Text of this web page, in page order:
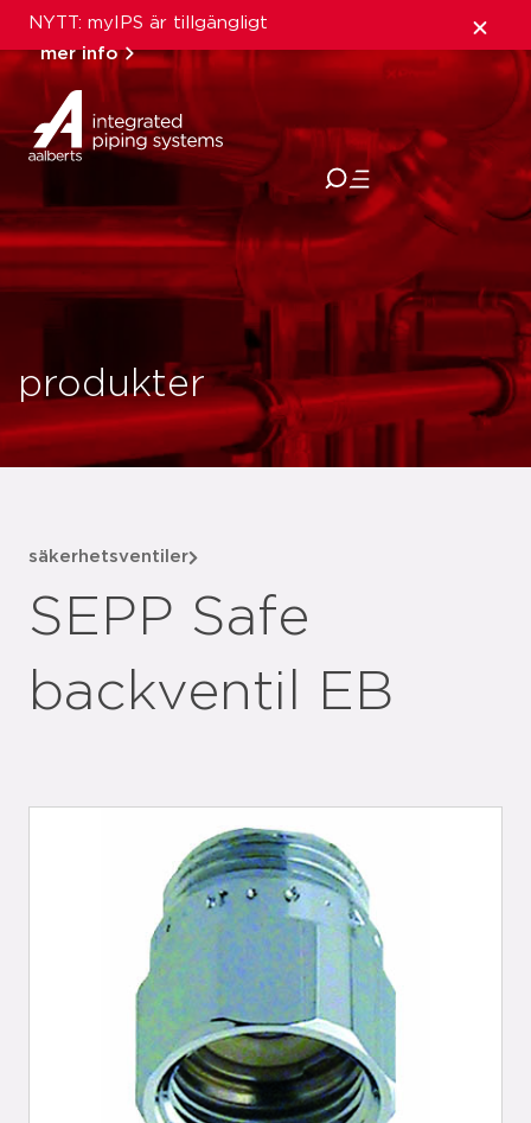
NYTT: myIPS är tillgängligt
mer info
stäng
produkter
säkerhetsventiler
SEPP Safe
backventil EB